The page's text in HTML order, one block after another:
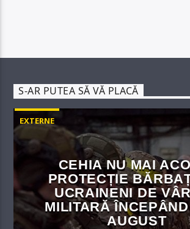
S-AR PUTEA SĂ VĂ PLACĂ
EXTERNE
CEHIA NU MAI
PROTECȚIE
UCRAINENI DE
MILITARĂ
AUGUST